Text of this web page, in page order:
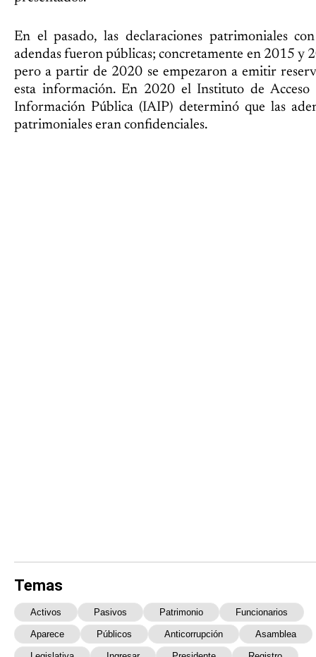
En el pasado, las declaraciones patrimoniales
adendas fueron públicas; concretamente en 2015 y
pero a partir de 2020 se empezaron a emitir
esta información. En 2020 el Instituto de Acceso
Información Pública (IAIP) determinó que las
patrimoniales eran confidenciales.
Temas
Activos Pasivos Patrimonio Funcionarios
Aparece Públicos Anticorrupción Asamblea